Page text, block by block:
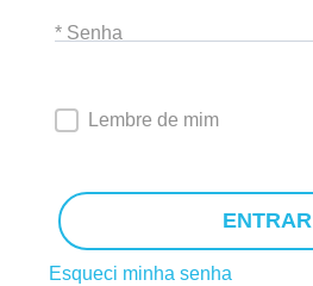
* Senha
Lembre de mim
ENTRAR
Esqueci minha senha